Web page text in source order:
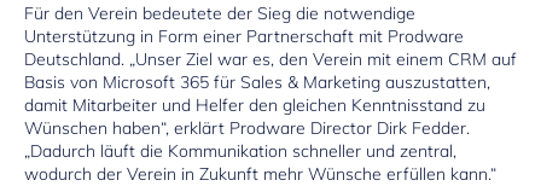
Für den Verein bedeutete der Sieg die notwendige
Unterstützung in Form einer Partnerschaft mit Prodware
Deutschland. „Unser Ziel war es, den Verein mit einem CRM auf
Basis von Microsoft 365 für Sales & Marketing auszustatten,
damit Mitarbeiter und Helfer den gleichen Kenntnisstand zu
Wünschen haben“, erklärt Prodware Director Dirk Fedder.
„Dadurch läuft die Kommunikation schneller und zentral,
wodurch der Verein in Zukunft mehr Wünsche erfüllen kann.“